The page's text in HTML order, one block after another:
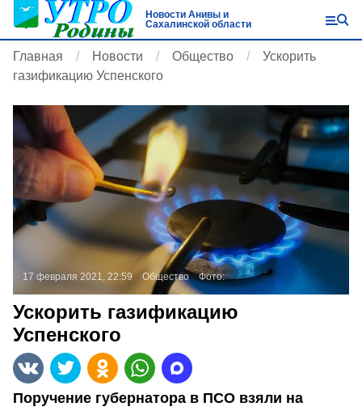
Новости Анивы и
Сахалинской области
Главная Новости Общество
Ускорить
газификацию Успенского
17 февраля 2021, 22:59 Общество Фото:
Ускорить газификацию
Успенского
Поручение губернатора в ПСО взяли на